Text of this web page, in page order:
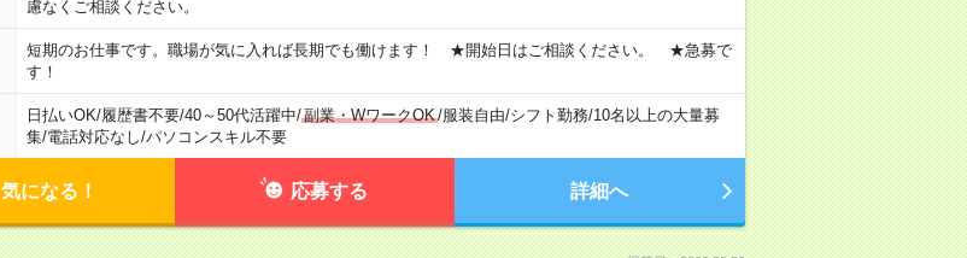
慮なくご相談ください。
短期のお仕事です。職場が気に入れば長期でも働けます！ ★開始日はご相談ください。 ★急募で
す！
日払いOK/履歴書不要/40～50代活躍中/副業・WワークOK/服装自由/シフト勤務/10名以上の大量募
集/電話対応なし/パソコンスキル不要
気になる！ 応募する 詳細へ